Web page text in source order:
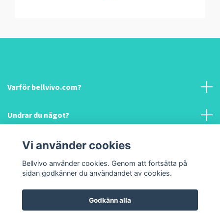
Varför bellvivo.com?
Undrar du något?
Information & hjälp!
Sociala medier
Vi använder cookies
Bellvivo använder cookies. Genom att fortsätta på
sidan godkänner du användandet av cookies.
Godkänn alla